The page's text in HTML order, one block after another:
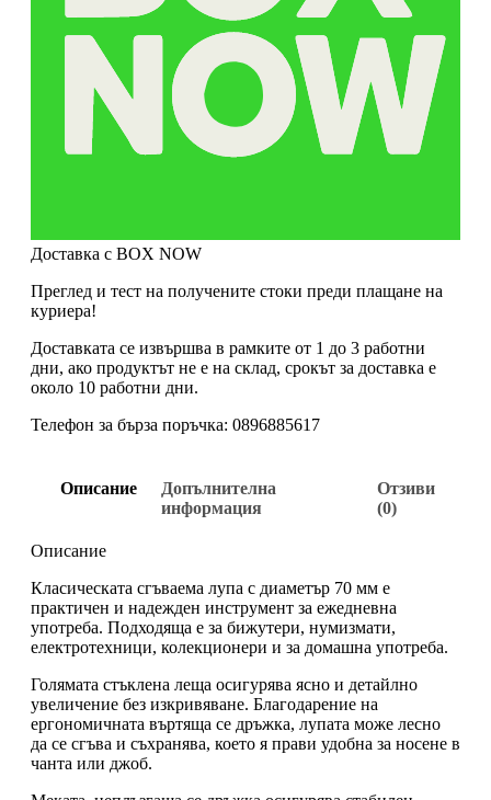
Доставка с BOX NOW
Преглед и тест на получените стоки преди плащане на
куриера!
Доставката се извършва в рамките от 1 до 3 работни
дни, ако продуктът не е на склад, срокът за доставка е
около 10 работни дни.
Телефон за бърза поръчка: 0896885617
Описание
Допълнителна
информация
Отзиви
(0)
Описание
Класическата сгъваема лупа с диаметър 70 мм е
практичен и надежден инструмент за ежедневна
употреба. Подходяща е за бижутери, нумизмати,
електротехници, колекционери и за домашна употреба.
Голямата стъклена леща осигурява ясно и детайлно
увеличение без изкривяване. Благодарение на
ергономичната въртяща се дръжка, лупата може лесно
да се сгъва и съхранява, което я прави удобна за носене в
чанта или джоб.